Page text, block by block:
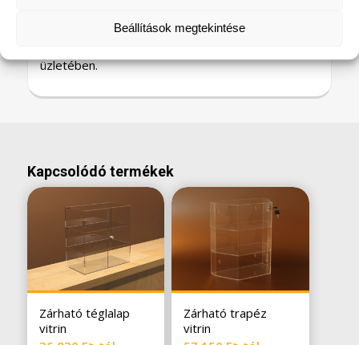
Beállítások megtekintése
professzionális megjelenés és a
üzletében.
Kapcsolódó termékek
Zárható téglalap
vitrin
Zárható trapéz
vitrin